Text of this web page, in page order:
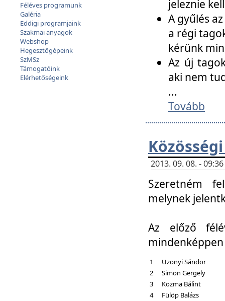
Féléves programunk
Galéria
Eddigi programjaink
Szakmai anyagok
Webshop
Hegesztőgépeink
SzMSz
Támogatóink
Elérhetőségeink
jeleznie
A gyűlés
a régi
kérünk
Az új
aki nem
...
Tovább
2013. 09. 08. -
Szeretném
melynek
Az előző
1
Uzonyi Sándor
2
Simon Gergely
3
Kozma Bálint
4
Fülöp Balázs